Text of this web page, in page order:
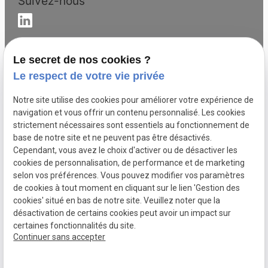
Coordination sur les systèmes de sécurité incendie
Briançon
Coordination sur les systèmes de sécurité incendie
Manosque
Coordination sur les systèmes de sécurité incendie
Barcelonnette
Coordination sur les systèmes de sécurité incendie
Nice
Coordination sur les systèmes de sécurité incendie
Fréjus
Mentions légales
Le secret de nos cookies ?
Le respect de votre vie privée
Notre site utilise des cookies pour améliorer votre expérience de
navigation et vous offrir un contenu personnalisé. Les cookies
strictement nécessaires sont essentiels au fonctionnement de
base de notre site et ne peuvent pas être désactivés.
Cependant, vous avez le choix d'activer ou de désactiver les
cookies de personnalisation, de performance et de marketing
selon vos préférences. Vous pouvez modifier vos paramètres
de cookies à tout moment en cliquant sur le lien 'Gestion des
cookies' situé en bas de notre site. Veuillez noter que la
désactivation de certains cookies peut avoir un impact sur
certaines fonctionnalités du site.
Continuer sans accepter